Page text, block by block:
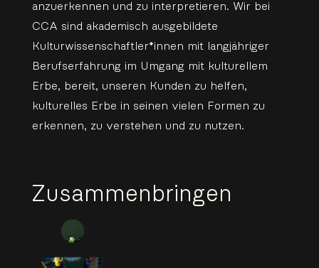
anzuerkennen und zu interpretieren. Wir bei
CCA sind akademisch ausgebildete
Kulturwissenschaftler*innen mit langjähriger
Berufserfahrung im Umgang mit kulturellem
Erbe, bereit, unseren Kunden zu helfen,
kulturelles Erbe in seinen vielen Formen zu
erkennen, zu verstehen und zu nutzen.
Zusammenbringen